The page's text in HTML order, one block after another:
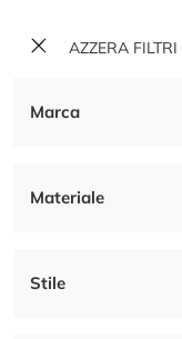
AZZERA FILTRI
Marca
Materiale
Stile